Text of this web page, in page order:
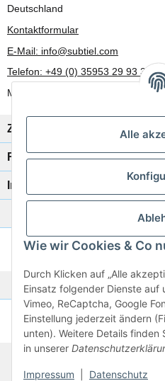
Alle
Wie wir Cookies & Co
Durch Klicken auf „Alle
Einsatz folgender Dienste auf
Vimeo, ReCaptcha, Google
Einstellung jederzeit ändern
unten). Weitere Details finden
in unserer
Impressum Datenschutz
Deutschland
Kontaktformular
E-Mail: info@subtiel.com
Telefon: +49 (0) 35953 29 93 30
Mo-Fr: 8:00 Uhr - 17:00 Uhr
Zahlung/Versand
Rechtliches
Informationen
Katalog zur
Zur
Noch kein
Preisliste
© 2026